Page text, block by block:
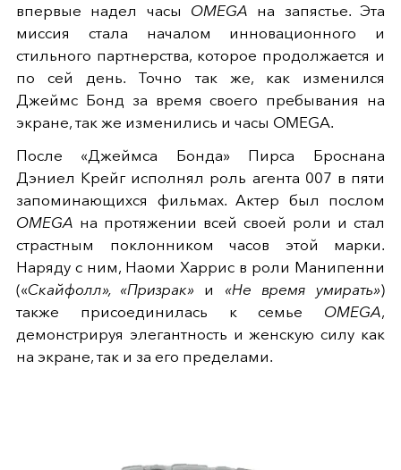
впервые надел часы OMEGA на запястье. Эта
миссия стала началом инновационного и
стильного партнерства, которое продолжается и
по сей день. Точно так же, как изменился
Джеймс Бонд за время своего пребывания на
экране, так же изменились и часы OMEGA.
После «Джеймса Бонда» Пирса Броснана
Дэниел Крейг исполнял роль агента 007 в пяти
запоминающихся фильмах. Актер был послом
OMEGA на протяжении всей своей роли и стал
страстным поклонником часов этой марки.
Наряду с ним, Наоми Харрис в роли Манипенни
(«Скайфолл», «Призрак» и «Не время умирать»)
также присоединилась к семье OMEGA,
демонстрируя элегантность и женскую силу как
на экране, так и за его пределами.